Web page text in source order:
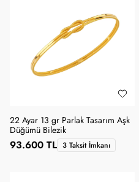
22 Ayar 13 gr Parlak Tasarım Aşk
Düğümü Bilezik
93.600 TL 3 Taksit İmkanı